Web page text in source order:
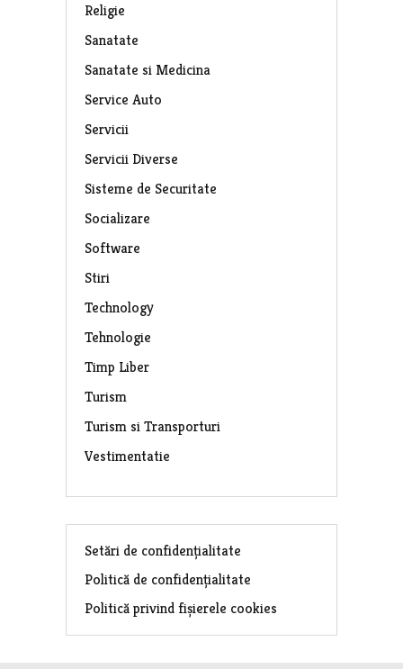
Religie
Sanatate
Sanatate si Medicina
Service Auto
Servicii
Servicii Diverse
Sisteme de Securitate
Socializare
Software
Stiri
Technology
Tehnologie
Timp Liber
Turism
Turism si Transporturi
Vestimentatie
Setări de confidențialitate
Politică de confidențialitate
Politică privind fișierele cookies